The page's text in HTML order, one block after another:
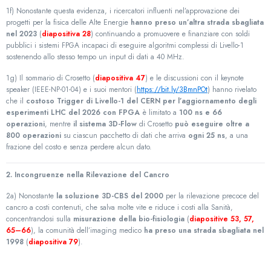
1f) Nonostante questa evidenza, i ricercatori influenti nel’approvazione dei
progetti per la fisica delle Alte Energie hanno preso un’altra strada sbagliata
nel 2023 (diapositiva 28) continuando a promuovere e finanziare con soldi
pubblici i sistemi FPGA incapaci di eseguire algoritmi complessi di Livello-1
sostenendo allo stesso tempo un input di dati a 40 MHz.
1g) Il sommario di Crosetto (diapositiva 47) e le discussioni con il keynote
speaker (IEEE-NP-01-04) e i suoi mentori (https://bit.ly/3BmnPOt) hanno rivelato
che il costoso Trigger di Livello-1 del CERN per l’aggiornamento degli
esperimenti LHC del 2026 con FPGA è limitato a 100 ns e 66
operazioni, mentre il sistema 3D-Flow di Crosetto può eseguire oltre a
800 operazioni su ciascun pacchetto di dati che arriva ogni 25 ns, a una
frazione del costo e senza perdere alcun dato.
2. Incongruenze nella Rilevazione del Cancro
2a) Nonostante la soluzione 3D-CBS del 2000 per la rilevazione precoce del
cancro a costi contenuti, che salva molte vite e riduce i costi alla Sanità,
concentrandosi sulla misurazione della bio-fisiologia (diapositive 53, 57,
65–66), la comunità dell’imaging medico ha preso una strada sbagliata nel
1998 (diapositiva 79).